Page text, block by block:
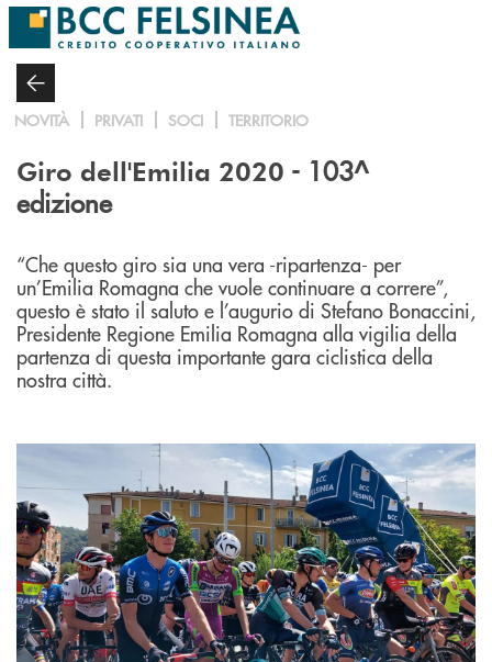
Salta al contenuto principale
NOVITÀ PRIVATI SOCI TERRITORIO
Giro dell'Emilia 2020 - 103^
edizione
“Che questo giro sia una vera -ripartenza- per
un’Emilia Romagna che vuole continuare a correre”,
questo è stato il saluto e l’augurio di Stefano Bonaccini,
Presidente Regione Emilia Romagna alla vigilia della
partenza di questa importante gara ciclistica della
nostra città.